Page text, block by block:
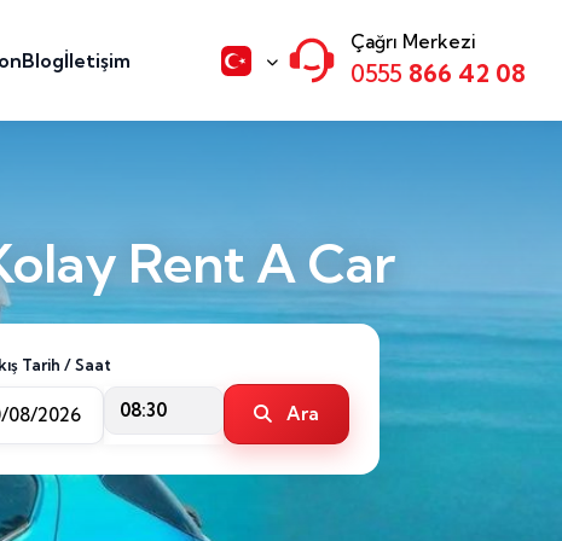
Blogİletişim
Çağrı Merkezi
0555 866 42 08
Rent A Car
Tarih / Saat
08:30 Ara